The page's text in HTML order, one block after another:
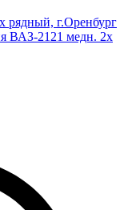
рядный, г.Оренбург
ВАЗ-2121 медн. 2х